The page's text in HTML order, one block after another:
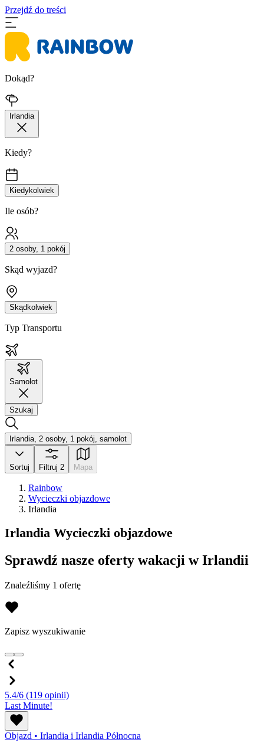
Przejdź do treści
Dokąd?
Irlandia
Kiedy?
Kiedykolwiek
Ile osób?
2 osoby, 1 pokój
Skąd wyjazd?
Skądkolwiek
Typ Transportu
Samolot
Szukaj
Irlandia, 2 osoby, 1 pokój, samolot
Sortuj Filtruj 2 Mapa
Rainbow
Wycieczki objazdowe
Irlandia
Irlandia Wycieczki objazdowe
Sprawdź nasze oferty wakacji w Irlandii
Znaleźliśmy 1 ofertę
Zapisz wyszukiwanie
5.4/6 (119 opinii)
Last Minute!
Objazd • Irlandia i Irlandia Północna